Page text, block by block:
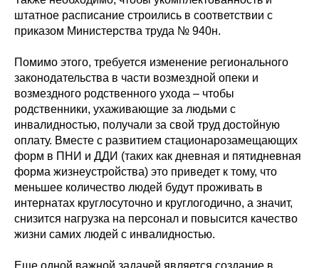
штатное расписание строились в соответствии с
приказом Министерства труда № 940н.
Помимо этого, требуется изменение регионального
законодательства в части возмездной опеки и
возмездного родственного ухода – чтобы
родственники, ухаживающие за людьми с
инвалидностью, получали за свой труд достойную
оплату. Вместе с развитием стационарозамещающих
форм в ПНИ и ДДИ (таких как дневная и пятидневная
форма жизнеустройства) это приведет к тому, что
меньшее количество людей будут проживать в
интернатах круглосуточно и круглогодично, а значит,
снизится нагрузка на персонал и повысится качество
жизни самих людей с инвалидностью.
Еще одной важной задачей является создание в